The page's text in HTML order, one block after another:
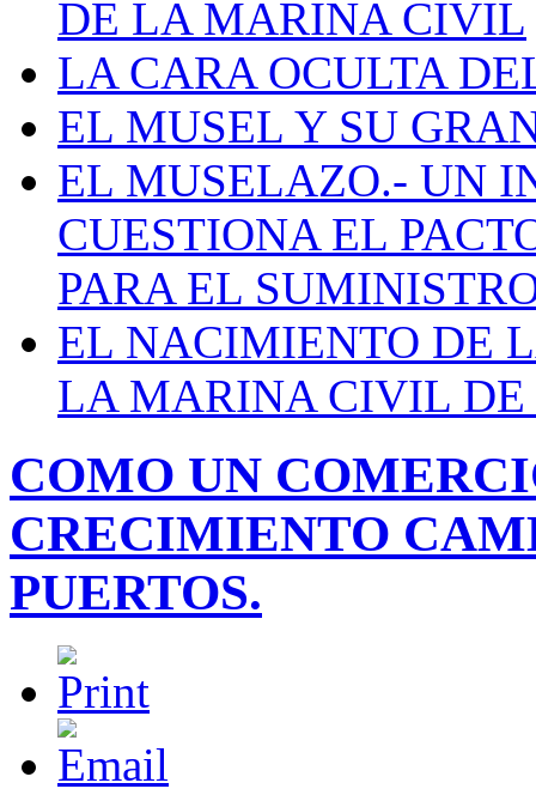
DE LA MARINA CIVIL
LA CARA OCULTA
EL MUSEL Y SU
EL MUSELAZO.- UN
CUESTIONA EL
PARA EL
EL NACIMIENTO DE
LA MARINA CIVIL DE
COMO UN
CRECIMIENTO
PUERTOS.